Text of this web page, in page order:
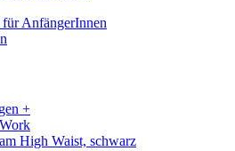
AnfängerInnen
+
High Waist, schwarz